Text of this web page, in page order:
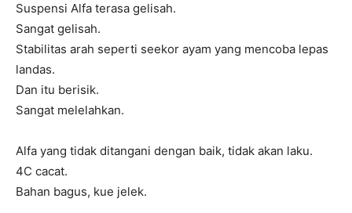
Suspensi Alfa terasa gelisah.
Sangat gelisah.
Stabilitas arah seperti seekor ayam yang mencoba lepas
landas.
Dan itu berisik.
Sangat melelahkan.
Alfa yang tidak ditangani dengan baik, tidak akan laku.
4C cacat.
Bahan bagus, kue jelek.